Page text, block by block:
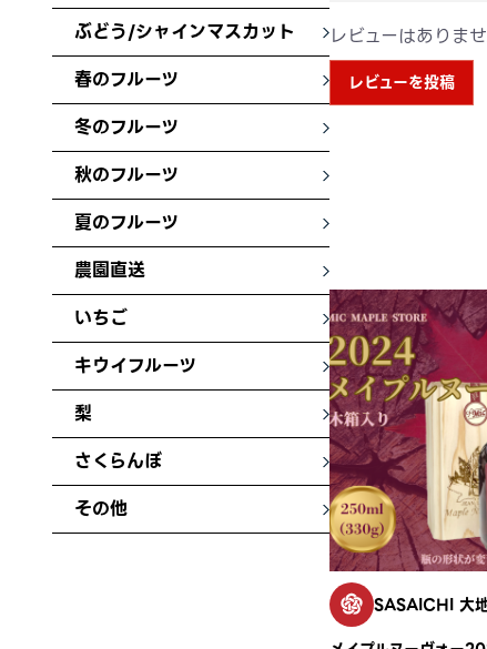
ぶどう/シャインマスカット
春のフルーツ
冬のフルーツ
秋のフルーツ
夏のフルーツ
農園直送
いちご
キウイフルーツ
梨
さくらんぼ
その他
レビューはありませ
レビューを投稿
SASAICHI 大